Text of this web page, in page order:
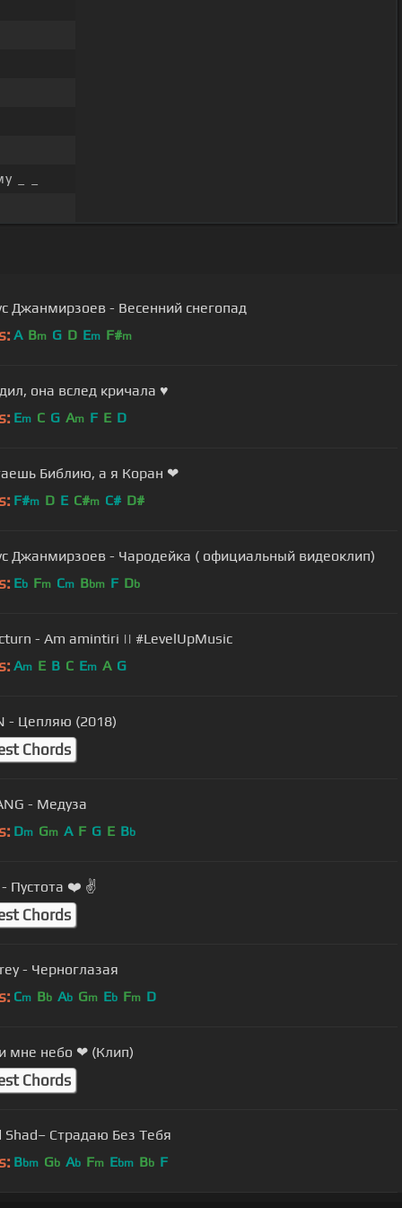
_ _
Джанмирзоев - Весенний снегопад
A Bm G D Em F#m
она вслед кричала ♥
Em C G Am F E D
Библию, а я Коран ❤
F#m D E C#m C# D#
Джанмирзоев - Чародейка ( официальный видеоклип)
Eb Fm Cm Bbm F Db
Flo Nocturn - Am amintiri || #LevelUpMusic
Am E B C Em A G
- Цепляю (2018)
Chords
- Медуза
Dm Gm A F G E Bb
- Пустота ❤️ ✌️
Chords
- Черноглазая
Cm Bb Ab Gm Eb Fm D
мне небо ❤ (Клип)
Chords
Shad– Страдаю Без Тебя
Bbm Gb Ab Fm Ebm Bb F